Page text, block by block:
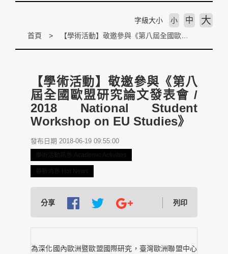
首頁
字級大小 小 中 大
【學術活動】敬邀參與《第八
屆全國歐盟研究論文發表會 /
2018 National Student
Workshop on EU Studies》
發布日期 2018-06-19 09:55:00
學術活動訊息 Academic Activities
最新消息 Hot News
分享 列印
為深化國內歐洲暨歐盟國際研究，臺灣歐洲聯盟中心